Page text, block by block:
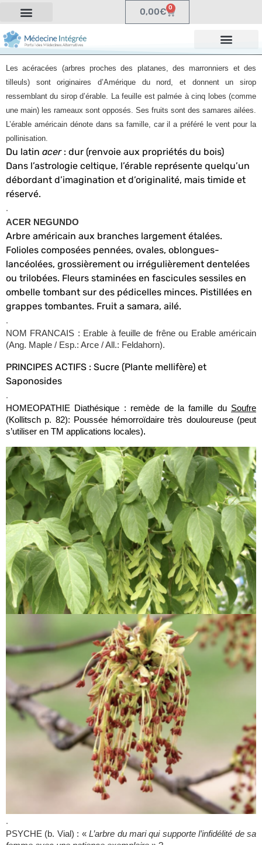
0,00€ 0
Les acéracées (arbres proches des platanes, des marronniers et des
tilleuls) sont originaires d’Amérique du nord, et donnent un sirop
ressemblant du sirop d’érable. La feuille est palmée à cinq lobes (comme
une main) les rameaux sont opposés. Ses fruits sont des samares ailées.
L’érable américain dénote dans sa famille, car il a préféré le vent pour la
pollinisation.
Du latin acer: dur (renvoie aux propriétés du bois)
Dans l’astrologie celtique, l’érable représente quelqu’un
débordant d’imagination et d’originalité, mais timide et
réservé.
.
ACER NEGUNDO
Arbre américain aux branches largement étalées.
Folioles composées pennées, ovales, oblongues-
lancéolées, grossièrement ou irrégulièrement dentelées
ou trilobées. Fleurs staminées en fascicules sessiles en
ombelle tombant sur des pédicelles minces. Pistillées en
grappes tombantes. Fruit a samara, ailé.
.
NOM FRANCAIS : Erable à feuille de frêne ou Erable américain
(Ang. Maple / Esp.: Arce / All.: Feldahorn).
PRINCIPES ACTIFS : Sucre (Plante mellifère) et
Saponosides
.
HOMEOPATHIE Diathésique : remède de la famille du Soufre
(Kollitsch p. 82): Poussée hémorroïdaire très douloureuse (peut
s’utiliser en TM applications locales).
.
PSYCHE (b. Vial) : «L’arbre du mari qui supporte l’infidélité de sa